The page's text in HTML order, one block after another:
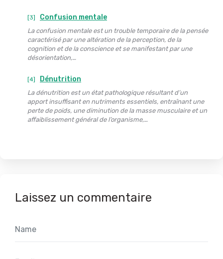
[3] Confusion mentale
La confusion mentale est un trouble temporaire de la pensée
caractérisé par une altération de la perception, de la
cognition et de la conscience et se manifestant par une
désorientation,…
[4] Dénutrition
La dénutrition est un état pathologique résultant d’un
apport insuffisant en nutriments essentiels, entraînant une
perte de poids, une diminution de la masse musculaire et un
affaiblissement général de l’organisme,…
Laissez un commentaire